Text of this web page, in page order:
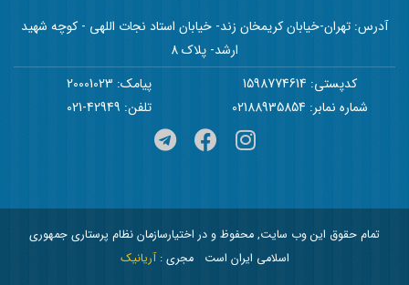
آدرس: تهران-خیابان کریمخان زند- خیابان استاد نجات اللهی - کوچه شهید
ارشد- پلاک 8
کدپستی: 1598774614
پیامک: 20001023
شماره نمابر: 02188935854
تلفن: 42949-021
تمام حقوق این وب سایت, محفوظ و در اختیارسازمان نظام پرستاری جمهوری
اسلامی ایران است
مجری :آریانیک